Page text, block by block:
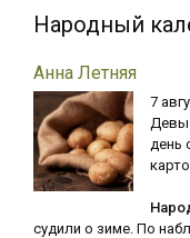
Народный
Анна Летняя
7
Девы
день
судили о зиме. По